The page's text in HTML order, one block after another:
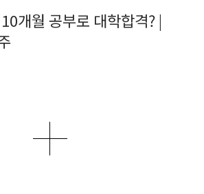
개월 공부로 대학합격? |